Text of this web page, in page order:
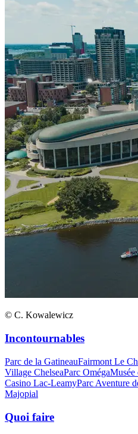
© C. Kowalewicz
Incontournables
Parc de la GatineauFairmont Le
Village ChelseaParc OmégaMusée
Casino Lac-LeamyParc Aventure
Majopial
Quoi faire